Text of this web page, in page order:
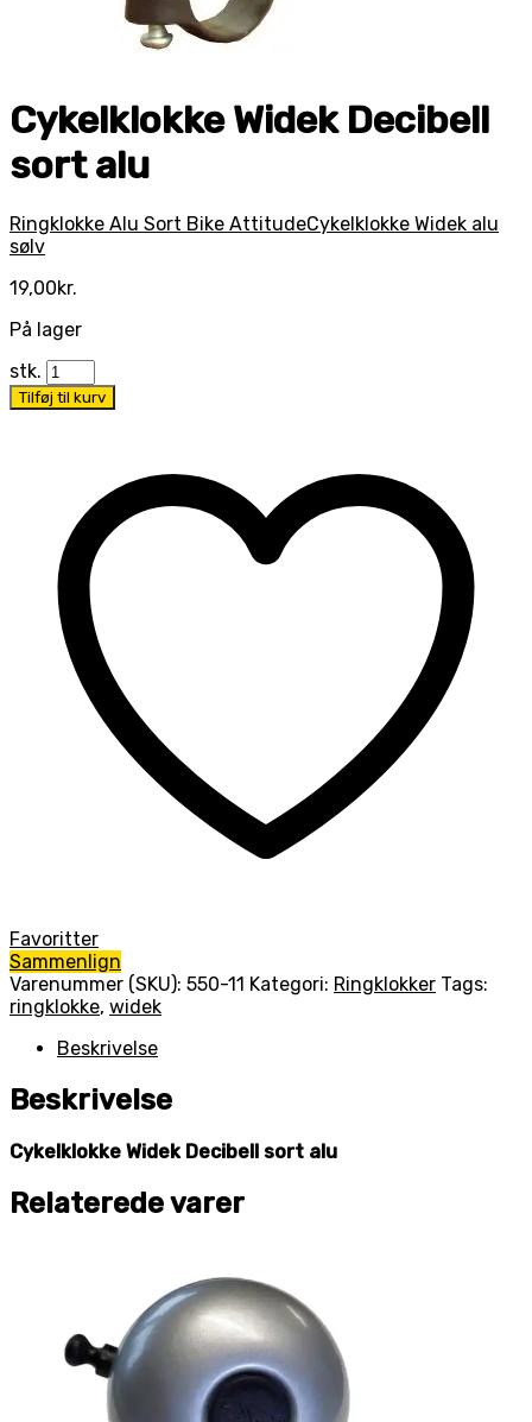
Cykelklokke Widek Decibell
sort alu
Ringklokke Alu Sort Bike AttitudeCykelklokke Widek alu
sølv
19,00kr.
På lager
stk.
Tilføj til kurv
Favoritter
Sammenlign
Varenummer (SKU): 550-11 Kategori: Ringklokker Tags:
ringklokke, widek
Beskrivelse
Beskrivelse
Cykelklokke Widek Decibell sort alu
Relaterede varer